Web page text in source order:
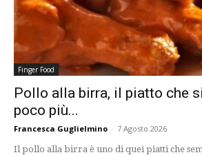
Finger Food
Pollo alla birra, il piatto che
poco più...
Francesca Guglielmino - 7 Agosto 2026
Il pollo alla birra è uno di quei piatti che